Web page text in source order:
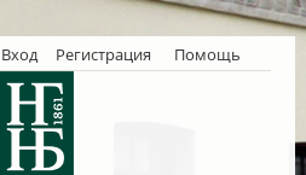
Вход Регистрация Помощь